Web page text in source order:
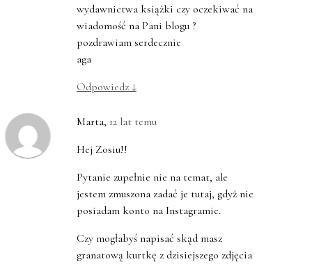
wydawnictwa książki czy oczekiwać na
wiadomość na Pani blogu ?
pozdrawiam serdecznie
aga
Odpowiedz ↓
Marta, 12 lat temu
Hej Zosiu!!
Pytanie zupełnie nie na temat, ale
jestem zmuszona zadać je tutaj, gdyż nie
posiadam konto na Instagramie.
Czy mogłabyś napisać skąd masz
granatową kurtkę z dzisiejszego zdjęcia